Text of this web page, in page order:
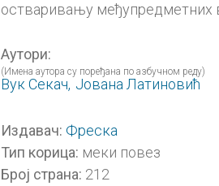
остваривању међупредметних
Аутори:
(Имена аутора су поређана по азбучном реду)
Вук Секач, Јована Латиновић
Издавач: Фреска
Тип корица: меки повез
Број страна: 212